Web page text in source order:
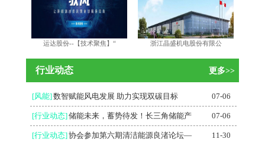
运达股份--【技术聚焦】“ 浙江晶盛机电股份有限公
行业动态 更多>>
[风能]数智赋能风电发展 助力实现双碳目标 07-06
[行业动态]储能未来，蓄势待发！长三角储能产 07-06
[行业动态]协会参加第六期清洁能源良渚论坛— 11-30